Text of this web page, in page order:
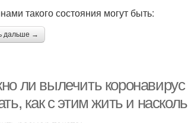
такого состояния могут быть:
дальше →
ли вылечить коронавирус
как с этим жить и